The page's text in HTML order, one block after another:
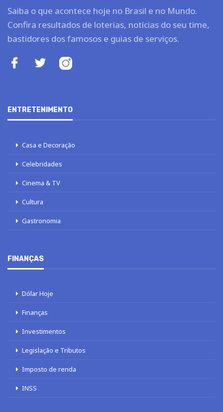
Saiba o que acontece hoje no Brasil e no Mundo.
Confira resultados de loterias, notícias do seu time,
bastidores dos famosos e guias de serviços.
ENTRETENIMENTO
Casa e Decoração
Celebridades
Cinema & TV
Cultura
Gastronomia
FINANÇAS
Dólar Hoje
Finanças
Investimentos
Legislação e Tributos
Imposto de renda
INSS